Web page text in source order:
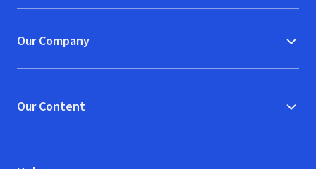
Our Company
Our Content